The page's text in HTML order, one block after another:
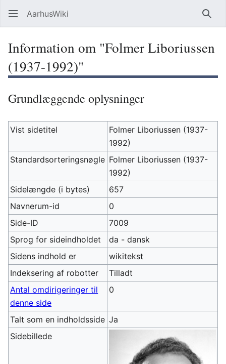
AarhusWiki Søg
Information om "Folmer Liboriussen
(1937-1992)"
Grundlæggende oplysninger
Vist sidetitel
Folmer Liboriussen (1937-
1992)
Standardsorteringsnøgle Folmer Liboriussen (1937-
1992)
Sidelængde (i bytes)
657
Navnerum-id
0
Side-ID
7009
Sprog for sideindholdet
da - dansk
Sidens indhold er
wikitekst
Indeksering af robotter
Tilladt
Antal omdirigeringer til
denne side
0
Talt som en indholdsside Ja
Sidebillede